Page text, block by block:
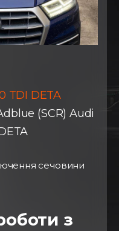
TDI DETA
(SCR) Audi
сечовини
з